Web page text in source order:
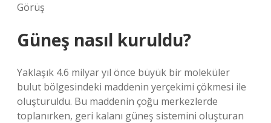
Görüş
Güneş nasıl kuruldu?
Yaklaşık 4.6 milyar yıl önce büyük bir moleküler
bulut bölgesindeki maddenin yerçekimi çökmesi ile
oluşturuldu. Bu maddenin çoğu merkezlerde
toplanırken, geri kalanı güneş sistemini oluşturan